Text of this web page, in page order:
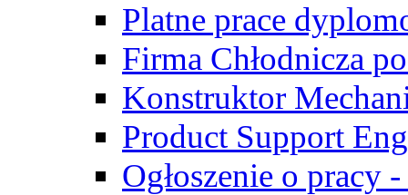
Platne prace
Firma Chłodnicza
Konstruktor
Product Support
Ogłoszenie o pracy